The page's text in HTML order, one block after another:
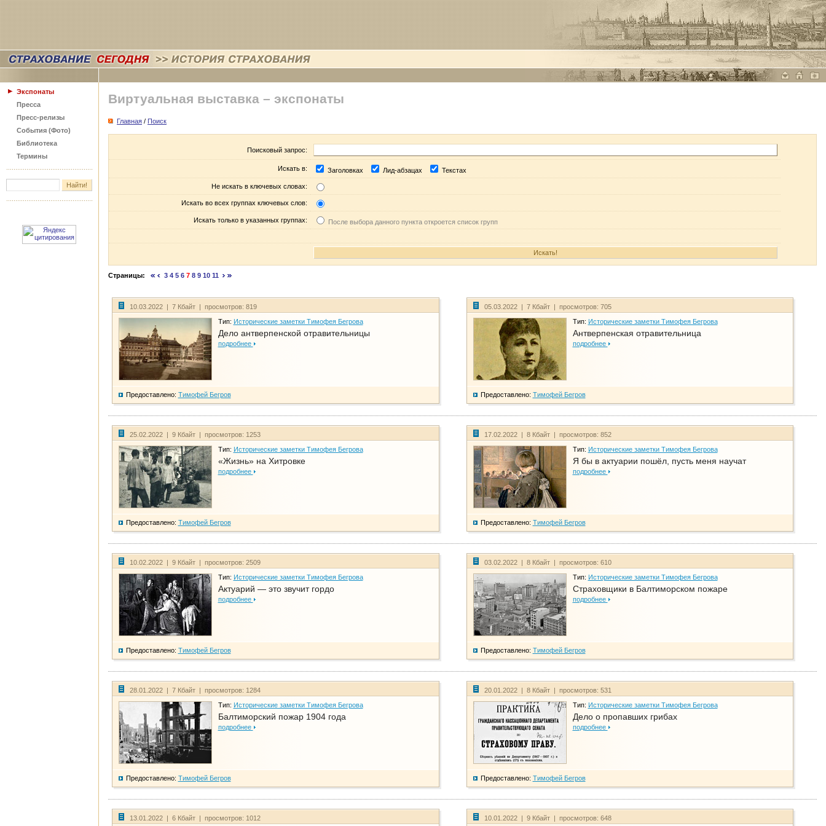
Экспонаты
Пресса
Пресс-релизы
События (Фото)
Библиотека
Термины
Виртуальная выставка – экспонаты
Главная / Поиск
Поисковый запрос:
Искать в: Заголовках Лид-абзацах Текстах
Не искать в ключевых словах:
Искать во всех группах ключевых слов:
Искать только в указанных группах: После выбора данного пункта откроется список групп
Страницы: 3 4 5 6 7 8 9 10 11
10.03.2022 | 7 Кбайт | просмотров: 819
Тип: Исторические заметки Тимофея Бегрова
Дело антверпенской отравительницы
подробнее
Предоставлено: Тимофей Бегров
05.03.2022 | 7 Кбайт | просмотров: 705
Тип: Исторические заметки Тимофея Бегрова
Антверпенская отравительница
подробнее
Предоставлено: Тимофей Бегров
25.02.2022 | 9 Кбайт | просмотров: 1253
Тип: Исторические заметки Тимофея Бегрова
«Жизнь» на Хитровке
подробнее
Предоставлено: Тимофей Бегров
17.02.2022 | 8 Кбайт | просмотров: 852
Тип: Исторические заметки Тимофея Бегрова
Я бы в актуарии пошёл, пусть меня научат
подробнее
Предоставлено: Тимофей Бегров
10.02.2022 | 9 Кбайт | просмотров: 2509
Тип: Исторические заметки Тимофея Бегрова
Актуарий — это звучит гордо
подробнее
Предоставлено: Тимофей Бегров
03.02.2022 | 8 Кбайт | просмотров: 610
Тип: Исторические заметки Тимофея Бегрова
Страховщики в Балтиморском пожаре
подробнее
Предоставлено: Тимофей Бегров
28.01.2022 | 7 Кбайт | просмотров: 1284
Тип: Исторические заметки Тимофея Бегрова
Балтиморский пожар 1904 года
подробнее
Предоставлено: Тимофей Бегров
20.01.2022 | 8 Кбайт | просмотров: 531
Тип: Исторические заметки Тимофея Бегрова
Дело о пропавших грибах
подробнее
Предоставлено: Тимофей Бегров
13.01.2022 | 6 Кбайт | просмотров: 1012 10.01.2022 | 9 Кбайт | просмотров: 648